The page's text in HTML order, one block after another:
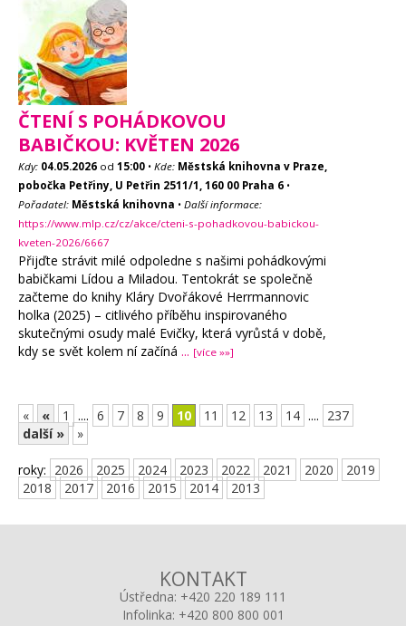
ČTENÍ S POHÁDKOVOU
BABIČKOU: KVĚTEN 2026
Kdy: 04.05.2026 od 15:00 • Kde: Městská knihovna v Praze,
pobočka Petřiny, U Petřin 2511/1, 160 00 Praha 6 •
Pořadatel: Městská knihovna • Další informace:
https://www.mlp.cz/cz/akce/cteni-s-pohadkovou-babickou-
kveten-2026/6667
Přijďte strávit milé odpoledne s našimi pohádkovými
babičkami Lídou a Miladou. Tentokrát se společně
začteme do knihy Kláry Dvořákové Herrmannovic
holka (2025) – citlivého příběhu inspirovaného
skutečnými osudy malé Evičky, která vyrůstá v době,
kdy se svět kolem ní začíná ... [více »»]
« « 1 .... 6 7 8 9 10 11 12 13 14 .... 237
další »
»
roky: 2026 2025 2024 2023 2022 2021 2020
2019
2018
2017 2016 2015 2014 2013
KONTAKT
Ústředna: +420 220 189 111
Infolinka: +420 800 800 001